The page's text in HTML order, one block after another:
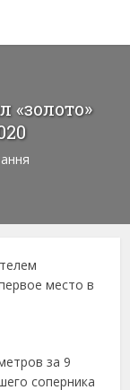
«золото»
место в
за 9
соперника